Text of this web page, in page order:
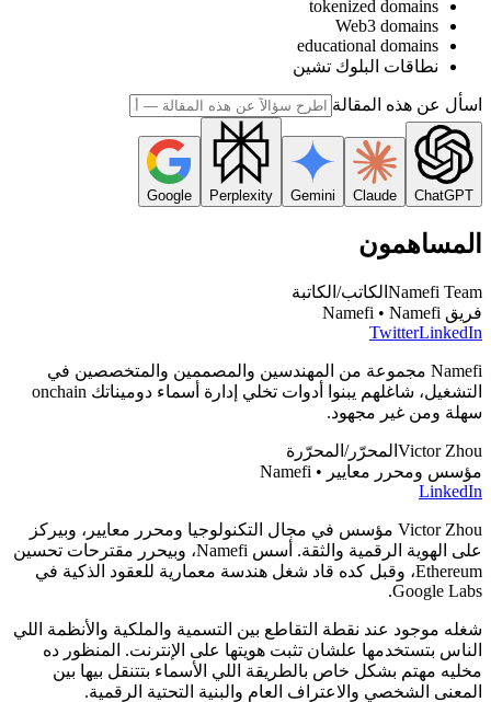
tokenized domains
Web3 domains
educational domains
نطاقات البلوك تشين
اسأل عن هذه المقالة
ChatGPT
Claude
Gemini
Perplexity
Google
المساهمون
Namefi Team الكاتب/الكاتبة
فريق Namefi • Namefi
TwitterLinkedIn
Namefi مجموعة من المهندسين والمصممين والمتخصصين في
التشغيل، شاغلهم يبنوا أدوات تخلي إدارة أسماء دوميناتك onchain
سهلة ومن غير مجهود.
Victor Zhou المحرّر/المحرّرة
مؤسس ومحرر معايير • Namefi
LinkedIn
Victor Zhou مؤسس في مجال التكنولوجيا ومحرر معايير، وبيركز
على الهوية الرقمية والثقة. أسس Namefi، وبيحرر مقترحات تحسين
Ethereum، وقبل كده قاد شغل هندسة معمارية للعقود الذكية في
Google Labs.
شغله موجود عند نقطة التقاطع بين التسمية والملكية والأنظمة اللي
الناس بتستخدمها علشان تثبت هويتها على الإنترنت. المنظور ده
مخليه مهتم بشكل خاص بالطريقة اللي الأسماء بتتنقل بيها بين
المعنى الشخصي والاعتراف العام والبنية التحتية الرقمية.